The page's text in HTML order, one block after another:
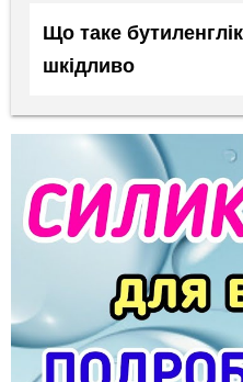
Що таке
шкідливо